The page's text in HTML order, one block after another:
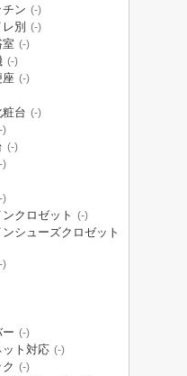
ン (-)
別 (-)
(-)
(-)
座 (-)
台 (-)
)
(-)
)
)
クロゼット (-)
シューズクロゼット
)
(-)
ット対応 (-)
(-)